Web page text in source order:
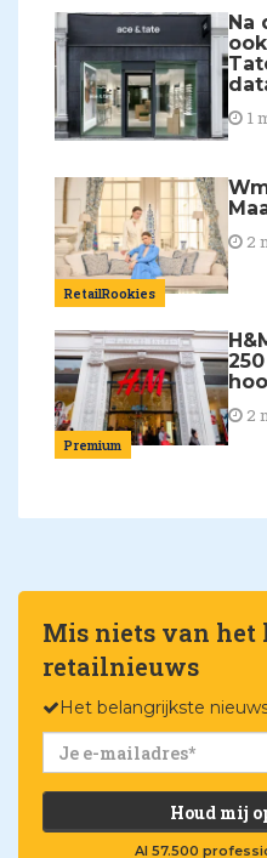
Na
1
RetailRookies
2
Premium
2
Mis niets van het
retailnieuws
Het belangrijkste
Houd mij
Al 57.500